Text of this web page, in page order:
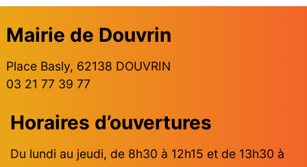
Mairie de Douvrin
Place Basly, 62138 DOUVRIN
03 21 77 39 77
Horaires d’ouvertures
Du lundi au jeudi, de 8h30 à 12h15 et de 13h30 à